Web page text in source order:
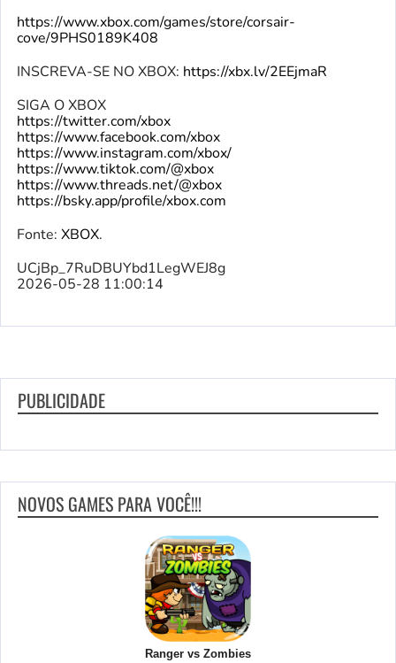
https://www.xbox.com/games/store/corsair-
cove/9PHS0189K408
INSCREVA-SE NO XBOX: https://xbx.lv/2EEjmaR
SIGA O XBOX
https://twitter.com/xbox
https://www.facebook.com/xbox
https://www.instagram.com/xbox/
https://www.tiktok.com/@xbox
https://www.threads.net/@xbox
https://bsky.app/profile/xbox.com
Fonte: XBOX.
UCjBp_7RuDBUYbd1LegWEJ8g
2026-05-28 11:00:14
PUBLICIDADE
NOVOS GAMES PARA VOCÊ!!!
Ranger vs Zombies